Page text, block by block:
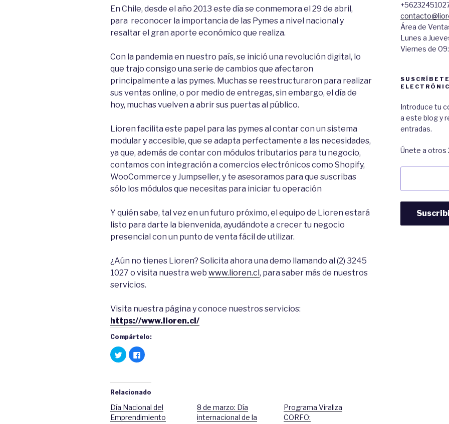
En Chile, desde el año 2013 este día se conmemora el 29 de abril,
para reconocer la importancia de las Pymes a nivel nacional y
resaltar el gran aporte económico que realiza.
Con la pandemia en nuestro país, se inició una revolución digital, lo
que trajo consigo una serie de cambios que afectaron
principalmente a las pymes. Muchas se reestructuraron para realizar
sus ventas online, o por medio de entregas, sin embargo, el día de
hoy, muchas vuelven a abrir sus puertas al público.
Lioren facilita este papel para las pymes al contar con un sistema
modular y accesible, que se adapta perfectamente a las necesidades,
ya que, además de contar con módulos tributarios para tu negocio,
contamos con integración a comercios electrónicos como Shopify,
WooCommerce y Jumpseller, y te asesoramos para que suscribas
sólo los módulos que necesitas para iniciar tu operación
Y quién sabe, tal vez en un futuro próximo, el equipo de Lioren estará
listo para darte la bienvenida, ayudándote a crecer tu negocio
presencial con un punto de venta fácil de utilizar.
¿Aún no tienes Lioren? Solicita ahora una demo llamando al (2) 3245
1027 o visita nuestra web www.lioren.cl , para saber más de nuestros
servicios.
Visita nuestra página y conoce nuestros servicios:
https://www.lioren.cl/
Compártelo:
H
a
i
p
r
a
c
C
l
q
í
a
r
a
Relacionado
Día Nacional del
Emprendimiento
8 de marzo: Día
internacional de la
Programa Viraliza
CORFO:
Área de
Lunes a
Viernes de
Introduce tu
a este blog y
entradas.
Únete a otros
Correo: